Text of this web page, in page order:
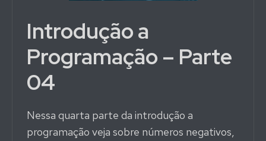
Introdução a
Programação – Parte
04
Nessa quarta parte da introdução a
programação veja sobre números negativos,